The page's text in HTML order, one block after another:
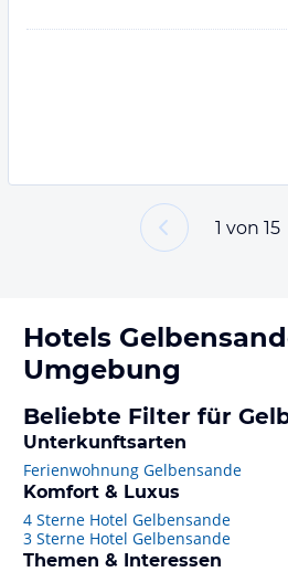
1 von 15
Hotels
Umgebung
Beliebte Filter für
Unterkunftsarten
Ferienwohnung Gelbensande
Komfort & Luxus
4 Sterne Hotel Gelbensande
3 Sterne Hotel Gelbensande
Themen & Interessen